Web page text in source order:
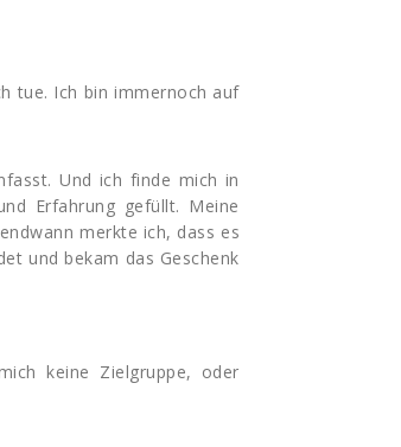
tue. Ich bin immernoch auf
Und ich finde mich in
Erfahrung gefüllt. Meine
merkte ich, dass es
und bekam das Geschenk
keine Zielgruppe, oder